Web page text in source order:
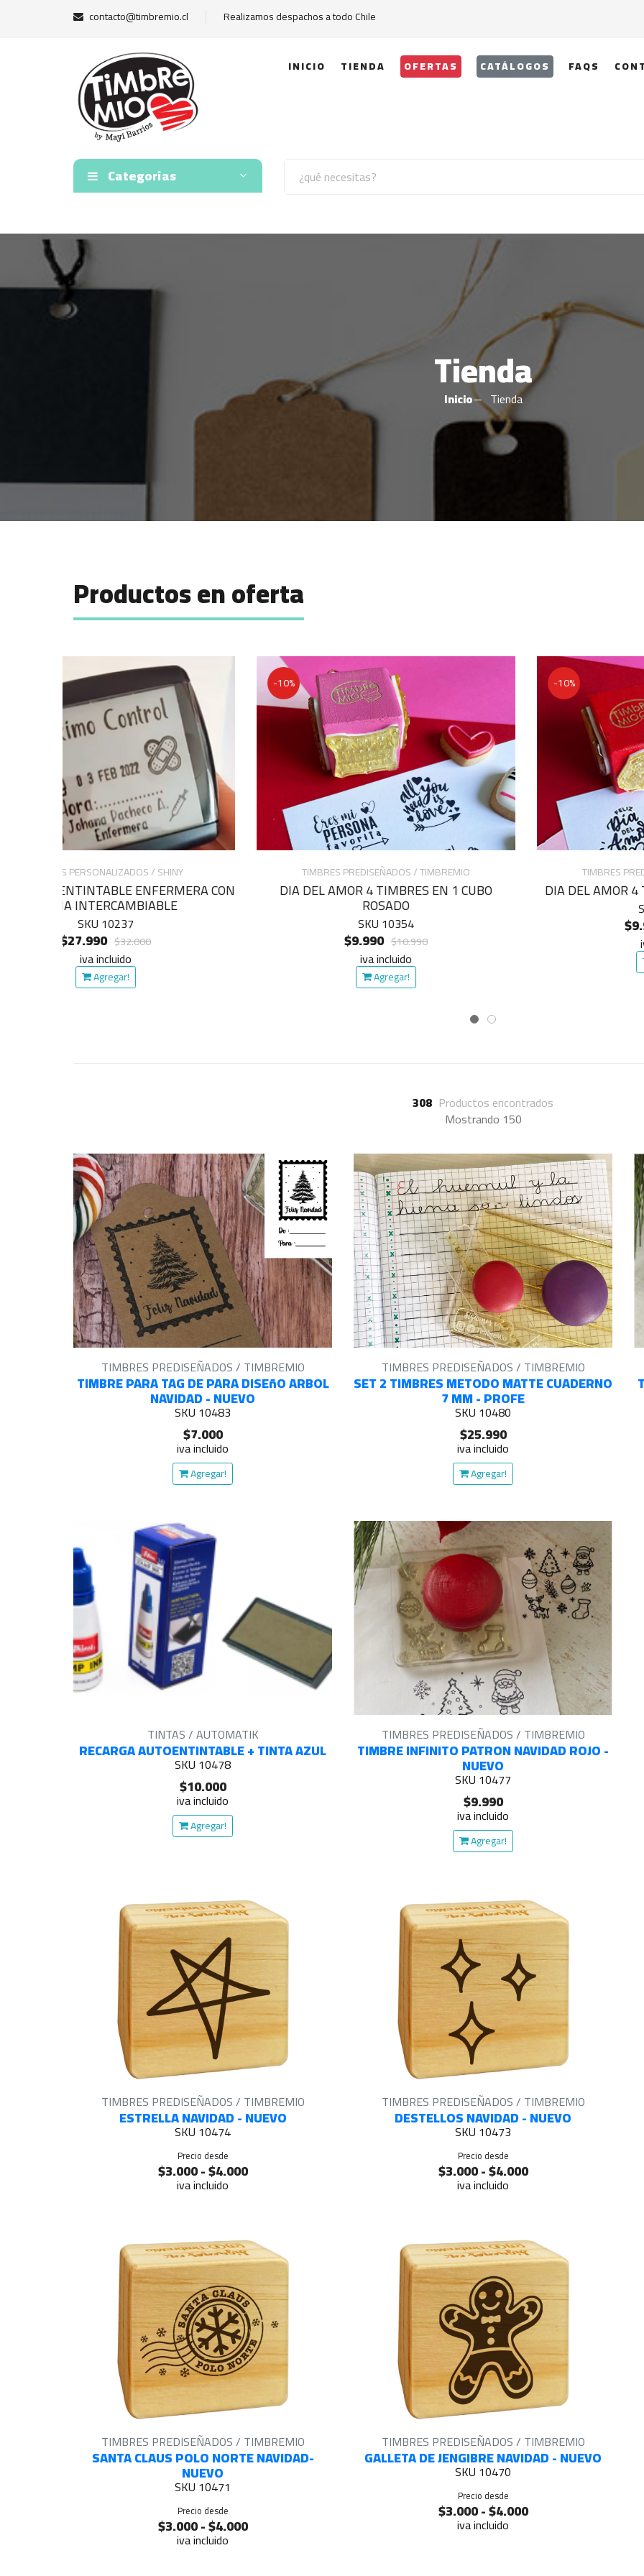
contacto@timbremio.cl Realizamos despachos a todo Chile
INICIO TIENDA OFERTAS CATÁLOGOS FAQS
Categorías
Tienda
Inicio Tienda
Productos en oferta
-10%
TIMBRES PREDISEÑADOS / TIMBREMIO
DIA DEL AMOR 4 TIMBRES EN 1 CUBO
-10%
TIMBRES PREDISEÑADOS / TIMBREMIO
DIA DEL AMOR 4 TIMBRES EN 1 CUBO ROJO
308 Productos encontrados
Mostrando 150
TIMBRES PREDISEÑADOS / TIMBREMIO
TIMBRE PARA TAG DE PARA DISEñO ARBOL
NAVIDAD - NUEVO
SKU 10483
$7.000
iva incluido
Agregar!
TIMBRES PREDISEÑADOS / TIMBREMIO
SET 2 TIMBRES METODO MATTE CUADERNO
7 MM - PROFE
SKU 10480
$25.990
iva incluido
Agregar!
TINTAS / AUTOMATIK
RECARGA AUTOENTINTABLE + TINTA AZUL
SKU 10478
$10.000
iva incluido
Agregar!
TIMBRES PREDISEÑADOS / TIMBREMIO
TIMBRE INFINITO PATRON NAVIDAD ROJO -
NUEVO
SKU 10477
$9.990
iva incluido
Agregar!
TIMBRES PREDISEÑADOS / TIMBREMIO
ESTRELLA NAVIDAD - NUEVO
SKU 10474
Precio desde
$3.000 - $4.000
iva incluido
TIMBRES PREDISEÑADOS / TIMBREMIO
DESTELLOS NAVIDAD - NUEVO
SKU 10473
Precio desde
$3.000 - $4.000
iva incluido
TIMBRES PREDISEÑADOS / TIMBREMIO
SANTA CLAUS POLO NORTE NAVIDAD-
NUEVO
SKU 10471
Precio desde
$3.000 - $4.000
iva incluido
TIMBRES PREDISEÑADOS / TIMBREMIO
GALLETA DE JENGIBRE NAVIDAD - NUEVO
SKU 10470
Precio desde
$3.000 - $4.000
iva incluido